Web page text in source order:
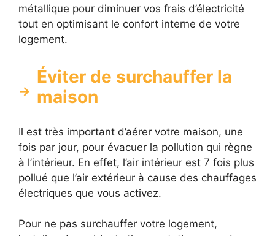
métallique pour diminuer vos frais d’électricité
tout en optimisant le confort interne de votre
logement.
Éviter de surchauffer la
maison
Il est très important d’aérer votre maison, une
fois par jour, pour évacuer la pollution qui règne
à l’intérieur. En effet, l’air intérieur est 7 fois plus
pollué que l’air extérieur à cause des chauffages
électriques que vous activez.
Pour ne pas surchauffer votre logement,